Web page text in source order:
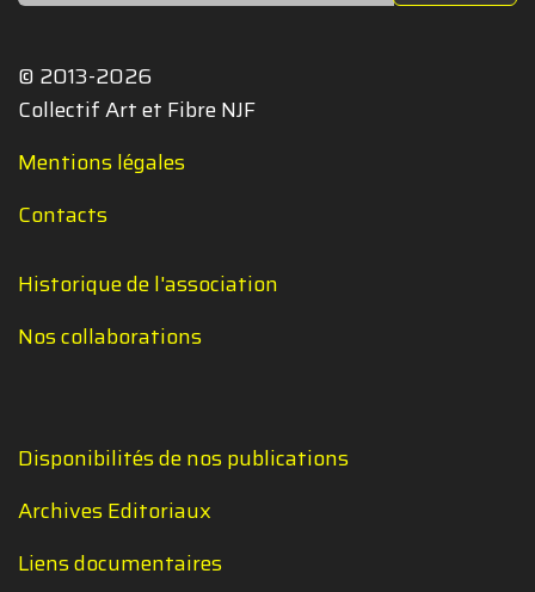
© 2013-2026
Collectif Art et Fibre NJF
Mentions légales
Contacts
Historique de l'association
Nos collaborations
Disponibilités de nos publications
Archives Editoriaux
Liens documentaires